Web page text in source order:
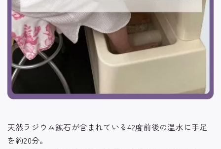
天然ラジウム鉱石が含まれている42度前後の温水に手足
を約20分。